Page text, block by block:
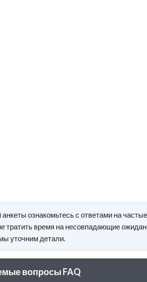
анкеты ознакомьтесь с ответами на
тратить время на несовпадающие
уточним детали.
вопросы FAQ